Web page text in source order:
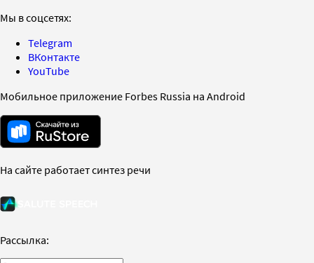
Мы в соцсетях:
Telegram
ВКонтакте
YouTube
Мобильное приложение Forbes Russia на Android
На сайте работает синтез речи
Рассылка: